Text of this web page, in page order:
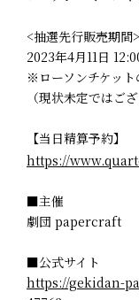
<抽選先行販売期間>
2023年4月11日
※ローソンチケット
（現状未定ではご
【当日精算予約】
https://
■主催
劇団 papercraft
■公式サイト
https://gekidan-